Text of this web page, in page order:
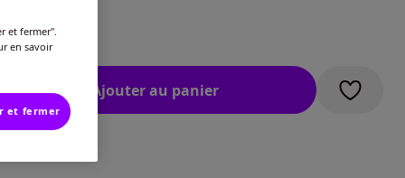
En stock
En stock
Ajouter au panier
et fermer".
en savoir
et fermer